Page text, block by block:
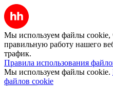
Мы используем файлы cookie,
правильную работу нашего
трафик.
Правила использования
Мы используем файлы cookie.
файлов cookie